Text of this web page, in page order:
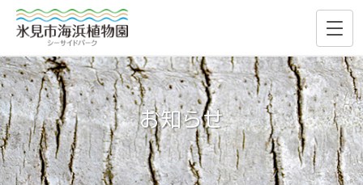
お知らせ